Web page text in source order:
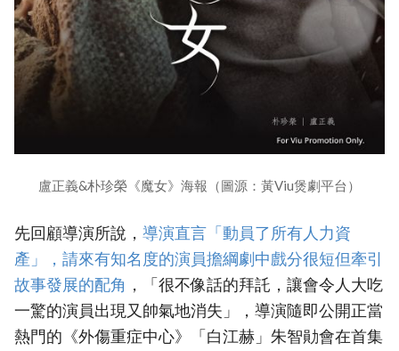
盧正義&朴珍榮《魔女》海報（圖源：黃Viu煲劇平台）
先回顧導演所說， ‎導演直言「動員了所有人力資
產」，請來有知名度的演員擔綱劇中戲分很短但牽引
故事發展的配角‎ ，「很不像話的拜託，讓會令人大吃
一驚的演員出現又帥氣地消失」，導演隨即公開正當
熱門的《外傷重症中心》「白江赫」朱智勛會在首集